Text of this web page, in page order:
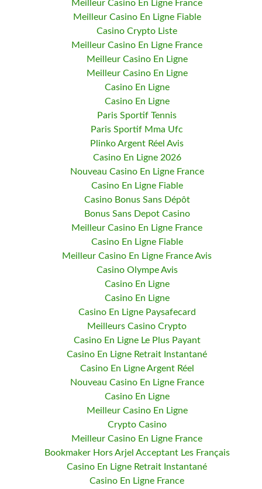
Meilleur Casino En Ligne France
Meilleur Casino En Ligne Fiable
Casino Crypto Liste
Meilleur Casino En Ligne France
Meilleur Casino En Ligne
Meilleur Casino En Ligne
Casino En Ligne
Casino En Ligne
Paris Sportif Tennis
Paris Sportif Mma Ufc
Plinko Argent Réel Avis
Casino En Ligne 2026
Nouveau Casino En Ligne France
Casino En Ligne Fiable
Casino Bonus Sans Dépôt
Bonus Sans Depot Casino
Meilleur Casino En Ligne France
Casino En Ligne Fiable
Meilleur Casino En Ligne France Avis
Casino Olympe Avis
Casino En Ligne
Casino En Ligne
Casino En Ligne Paysafecard
Meilleurs Casino Crypto
Casino En Ligne Le Plus Payant
Casino En Ligne Retrait Instantané
Casino En Ligne Argent Réel
Nouveau Casino En Ligne France
Casino En Ligne
Meilleur Casino En Ligne
Crypto Casino
Meilleur Casino En Ligne France
Bookmaker Hors Arjel Acceptant Les Français
Casino En Ligne Retrait Instantané
Casino En Ligne France